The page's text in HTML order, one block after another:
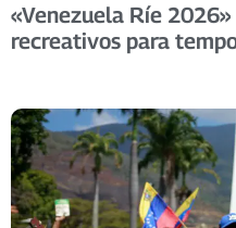
«Venezuela Ríe
recreativos para